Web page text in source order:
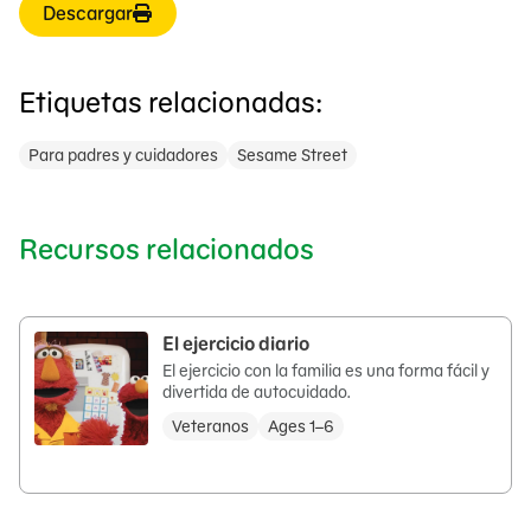
Descargar
Etiquetas relacionadas:
Para padres y cuidadores Sesame Street
Recursos relacionados
El ejercicio diario
El ejercicio con la familia es una forma fácil y
divertida de autocuidado.
Veteranos
Ages 1–6